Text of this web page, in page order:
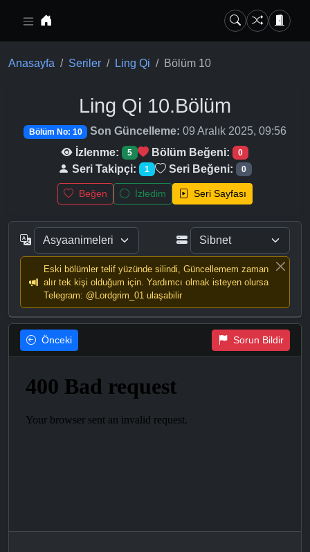
Anasayfa Seriler Ling Qi Bölüm 10
Ling Qi 10.Bölüm
Bölüm No: 10 Son Güncelleme: 09 Aralık 2025, 09:56
İzlenme:
5 Bölüm Beğeni: 0
Seri Takipçi: 1 Seri Beğeni: 0
Beğen İzledim Seri Sayfası
Eski bölümler telif yüzünde silindi, Güncellemem zaman
alır tek kişi olduğum için. Yardımcı olmak isteyen olursa
Telegram: @Lordgrim_01 ulaşabilir
Önceki Sorun Bildir